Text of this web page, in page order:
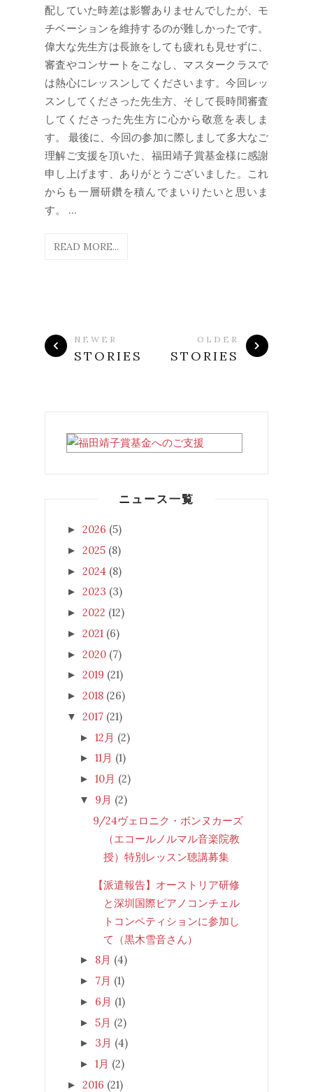
配していた時差は影響ありませんでしたが、モ
チベーションを維持するのが難しかったです。
偉大な先生方は長旅をしても疲れも見せずに、
審査やコンサートをこなし、マスタークラスで
は熱心にレッスンしてくださいます。今回レッ
スンしてくださった先生方、そして長時間審査
してくださった先生方に心から敬意を表しま
す。 最後に、今回の参加に際しまして多大なご
理解ご支援を頂いた、福田靖子賞基金様に感謝
申し上げます、ありがとうございました。これ
からも一層研鑽を積んでまいりたいと思いま
す。 ...
READ MORE...
NEWER
STORIES
OLDER
STORIES
ニュース一覧
► 2026 (5)
► 2025 (8)
► 2024 (8)
► 2023 (3)
► 2022 (12)
► 2021 (6)
► 2020 (7)
► 2019 (21)
► 2018 (26)
▼ 2017 (21)
► 12月 (2)
► 11月 (1)
► 10月 (2)
▼ 9月 (2)
9/24ヴェロニク・ボンヌカーズ
（エコールノルマル音楽院教
授）特別レッスン聴講募集
【派遣報告】オーストリア研修
と深圳国際ピアノコンチェル
トコンペティションに参加し
て（黒木雪音さん）
► 8月 (4)
► 7月 (1)
► 6月 (1)
► 5月 (2)
► 3月 (4)
► 1月 (2)
► 2016 (21)